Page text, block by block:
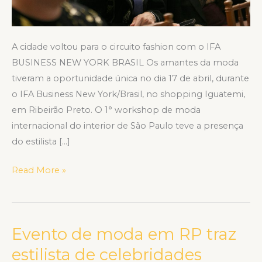
A cidade voltou para o circuito fashion com o IFA
BUSINESS NEW YORK BRASIL Os amantes da moda
tiveram a oportunidade única no dia 17 de abril, durante
o IFA Business New York/Brasil, no shopping Iguatemi,
em Ribeirão Preto. O 1° workshop de moda
internacional do interior de São Paulo teve a presença
do estilista […]
internacional
Read More »
Evento de moda em RP traz
estilista de celebridades
Evento